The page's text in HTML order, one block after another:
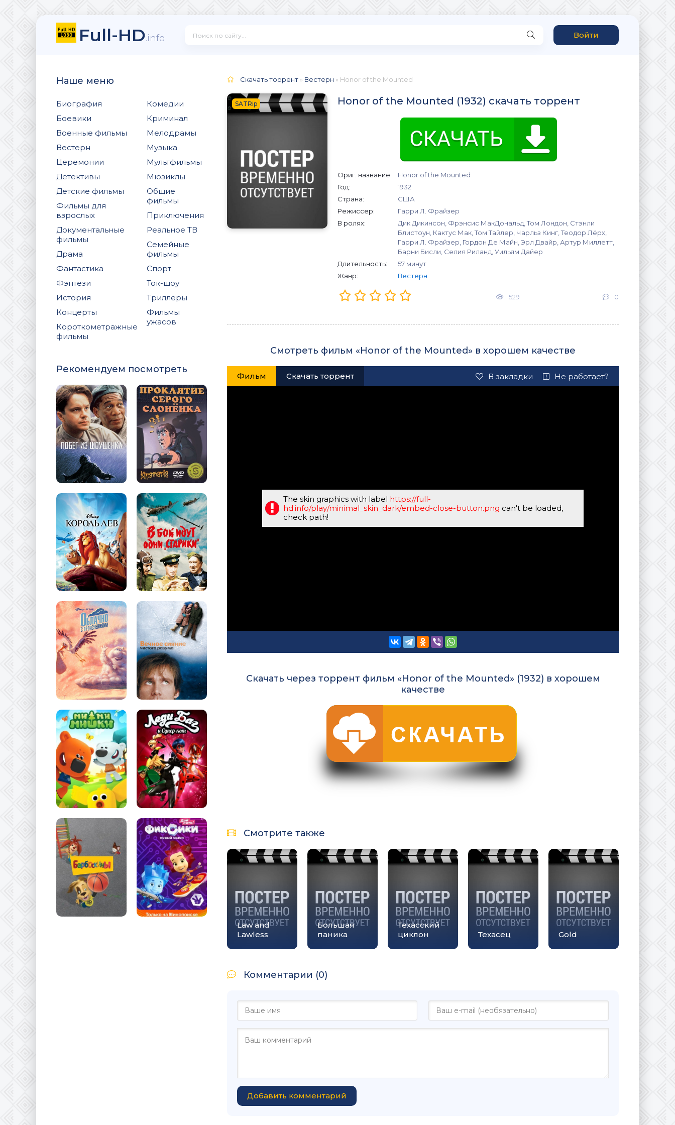
Full-HD.info Войти
Наше меню
Биография
Боевики
Военные фильмы
Вестерн
Церемонии
Детективы
Детские фильмы
Фильмы для
взрослых
Документальные
фильмы
Драма
Фантастика
Фэнтези
История
Концерты
Короткометражные
фильмы
Комедии
Криминал
Мелодрамы
Музыка
Мультфильмы
Мюзиклы
Общие
фильмы
Приключения
Реальное ТВ
Семейные
фильмы
Спорт
Ток-шоу
Триллеры
Фильмы
ужасов
Рекомендуем посмотреть
Скачать торрент » Вестерн » Honor of the Mounted
SATRip Honor of the Mounted (1932) скачать торрент
Ориг. название:
Honor of the Mounted
Год:
1932
Страна:
США
Режиссер:
Гарри Л. Фрайзер
В ролях:
Дик Дикинсон, Фрэнсис МакДональд, Том Лондон, Стэнли
Блистоун, Кактус Мак, Том Тайлер, Чарльз Кинг, Теодор Лёрх,
Гарри Л. Фрайзер, Гордон Де Майн, Эрл Двайр, Артур Миллетт,
Барни Бисли, Селия Риланд, Уильям Дайер
Длительность:
57 минут
Жанр:
Вестерн
529 0
Смотреть фильм «Honor of the Mounted» в хорошем качестве
Фильм Скачать торрент В закладки Не работает?
The skin graphics with label https://full-
hd.info/play/minimal_skin_dark/embed-close-button.png can't be loaded,
check path!
Скачать через торрент фильм «Honor of the Mounted» (1932) в хорошем
качестве
Смотрите также
Law and
Lawless
Большая
паника
Техасский
циклон
Техасец Gold
Комментарии (0)
Добавить комментарий